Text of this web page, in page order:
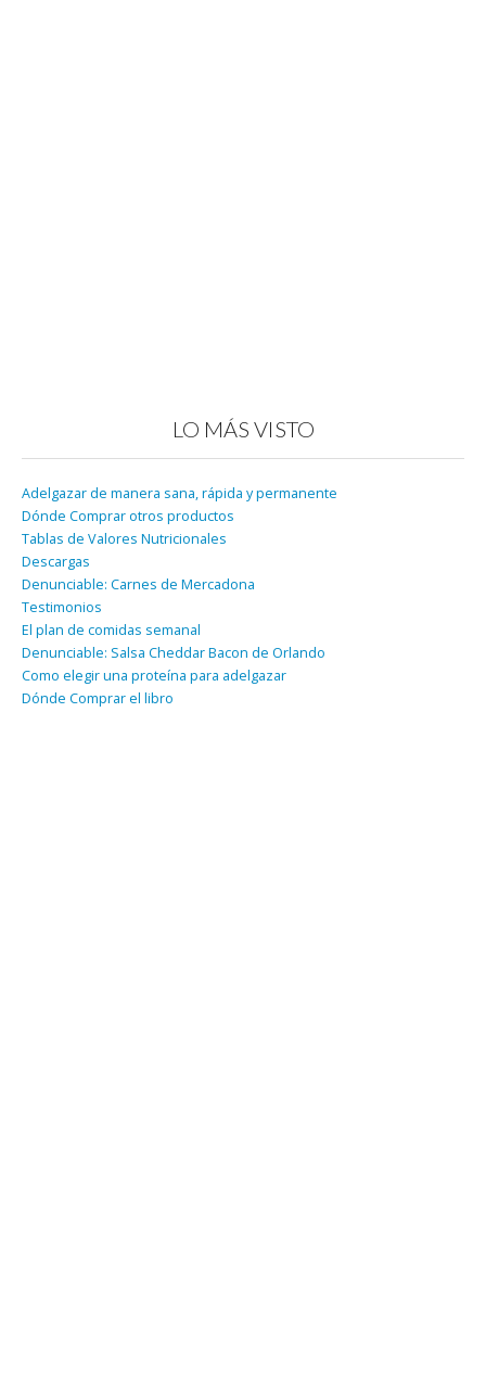
LO MÁS VISTO
Adelgazar de manera sana, rápida y permanente
Dónde Comprar otros productos
Tablas de Valores Nutricionales
Descargas
Denunciable: Carnes de Mercadona
Testimonios
El plan de comidas semanal
Denunciable: Salsa Cheddar Bacon de Orlando
Como elegir una proteína para adelgazar
Dónde Comprar el libro